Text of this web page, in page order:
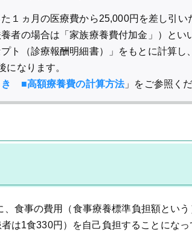
１ヵ月の医療費から25,000円を差し引い
者の場合は「家族療養費付加金」）とい
ト（診療報酬明細書）」をもとに計算し
なります。
き ■高額療養費の計算方法」をご参照くだ
食事の費用（食事療養標準負担額とい
は1食330円）を自己負担することになっ